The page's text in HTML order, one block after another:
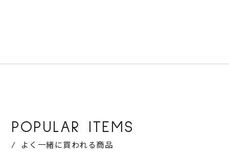
POPULAR ITEMS
よく一緒に買われる商品